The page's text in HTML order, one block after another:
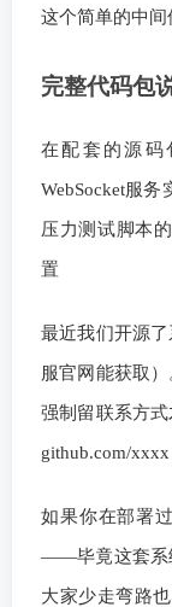
这个简单的中间
完整代码包
在配套的源码
WebSocket服
压力测试脚本
置
最近我们开源
服官网能获取
强制留联系方
github.com/
如果你在部署
——毕竟这套系
大家少走弯路